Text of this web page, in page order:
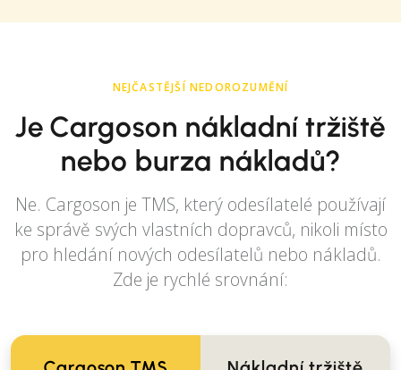
NEJČASTĚJŠÍ NEDOROZUMĚNÍ
Je Cargoson nákladní tržiště
nebo burza nákladů?
Ne. Cargoson je TMS, který odesílatelé používají
ke správě svých vlastních dopravců, nikoli místo
pro hledání nových odesílatelů nebo nákladů.
Zde je rychlé srovnání: